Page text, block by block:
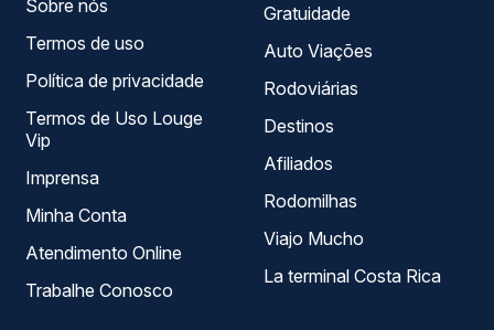
Sobre nós
Termos de uso
Política de privacidade
Termos de Uso Louge
Vip
Imprensa
Minha Conta
Atendimento Online
Trabalhe Conosco
Gratuidade
Auto Viações
Rodoviárias
Destinos
Afiliados
Rodomilhas
Viajo Mucho
La terminal Costa Rica